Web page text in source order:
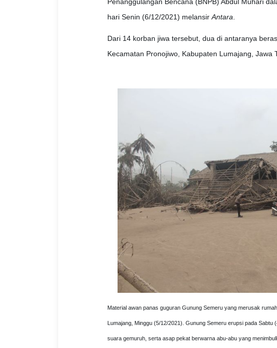
hari Senin (6/12/2021) melansir Antara
Dari 14 korban jiwa tersebut, dua di antaranya
Kecamatan Pronojiwo, Kabupaten Lumajang, Jawa
Material awan panas guguran Gunung Semeru yang merusak
Lumajang, Minggu (5/12/2021). Gunung Semeru erupsi pada
suara gemuruh, serta asap pekat berwarna abu-abu yang